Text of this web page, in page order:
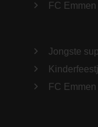
FC Emmen
Jongste
FC